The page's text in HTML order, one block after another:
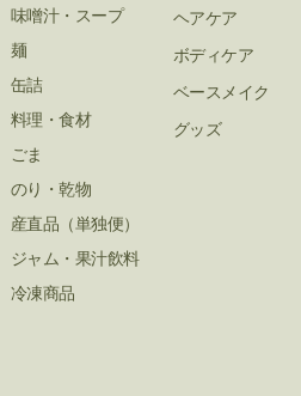
味噌汁・スープ
麺
缶詰
料理・食材
ごま
のり・乾物
産直品（単独便）
ジャム・果汁飲料
冷凍商品
ヘアケア
ボディケア
ベースメイク
グッズ